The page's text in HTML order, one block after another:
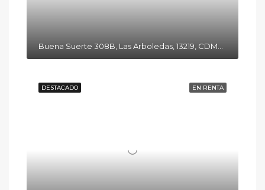
EN RENTA
DESTACADO